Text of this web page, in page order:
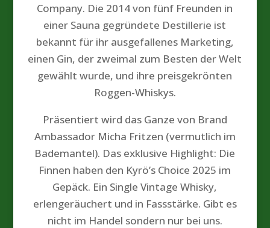
Company. Die 2014 von fünf Freunden in
einer Sauna gegründete Destillerie ist
bekannt für ihr ausgefallenes Marketing,
einen Gin, der zweimal zum Besten der Welt
gewählt wurde, und ihre preisgekrönten
Roggen-Whiskys.
Präsentiert wird das Ganze von Brand
Ambassador Micha Fritzen (vermutlich im
Bademantel). Das exklusive Highlight: Die
Finnen haben den Kyrö’s Choice 2025 im
Gepäck. Ein Single Vintage Whisky,
erlengeräuchert und in Fassstärke. Gibt es
nicht im Handel sondern nur bei uns.